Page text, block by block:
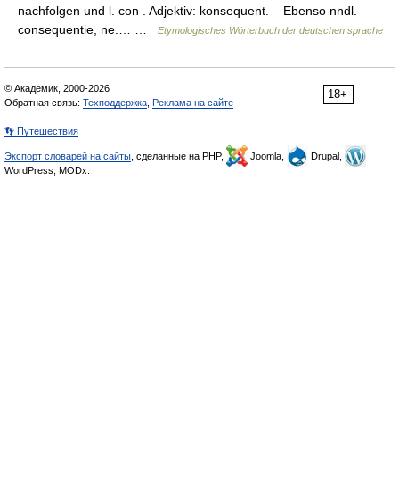
nachfolgen und l. con . Adjektiv: konsequent. Ebenso nndl.
consequentie, ne.… …
Etymologisches Wörterbuch der deutschen sprache
18+
© Академик, 2000-2026
Обратная связь: Техподдержка Реклама на сайте
👣 Путешествия
Экспорт словарей на сайты , сделанные на PHP, Joomla,
Drupal,
WordPress, MODx.